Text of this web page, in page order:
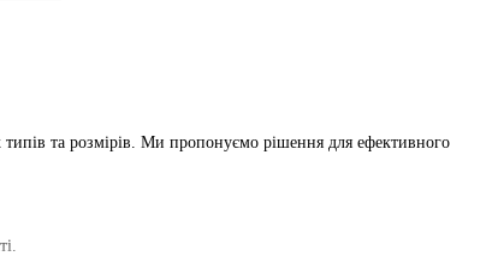
та розмірів. Ми пропонуємо рішення для ефективного